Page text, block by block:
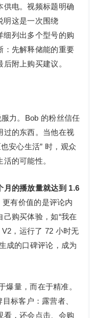
供电。视频标题明确
明这是一次围绕
细列出多个型号的购
：先解释储能的重要
附上购买建议。
力。Bob 的粉丝信任
过的东西。当他在视
安心生活” 时，观众
的可能性。
月的播放量就达到 1.6
更有价值的是评论内
购买体验，如“我在
，运行了 72 小时无
成的口碑评论，成为
爆量，而在于精准。
标客户：露营者、
看，还会点击、会购